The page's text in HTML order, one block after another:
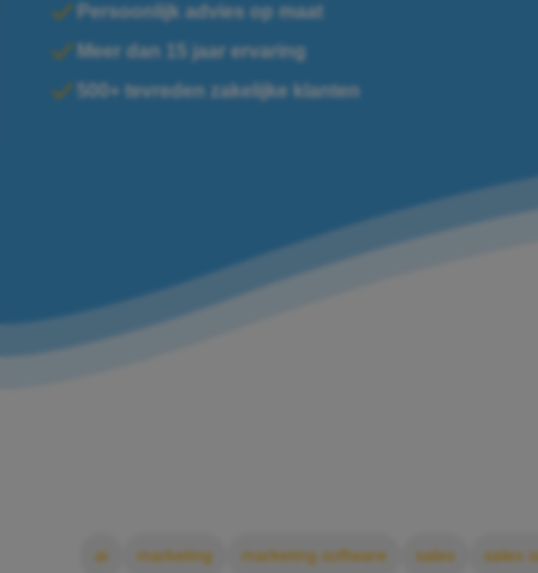
Persoonlijk advies op maat
Meer dan 15 jaar ervaring
500+ tevreden zakelijke klanten
ai marketing marketing software sales sales